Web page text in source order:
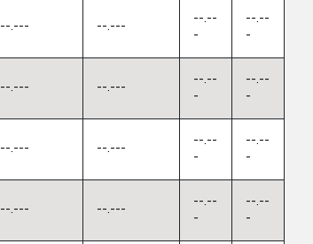
--.--- --.---
--.--
-
--.--
-
--.--- --.---
--.--
-
--.--
-
--.--- --.---
--.--
-
--.--
-
--.--- --.---
--.--
-
--.--
-